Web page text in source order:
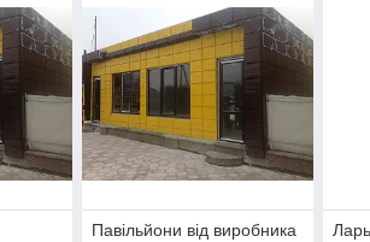
Павільйони від виробника